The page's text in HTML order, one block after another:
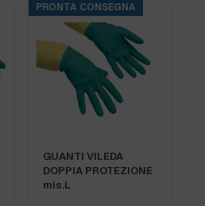
PRONTA CONSEGNA
GUANTI VILEDA
DOPPIA PROTEZIONE
mis.L